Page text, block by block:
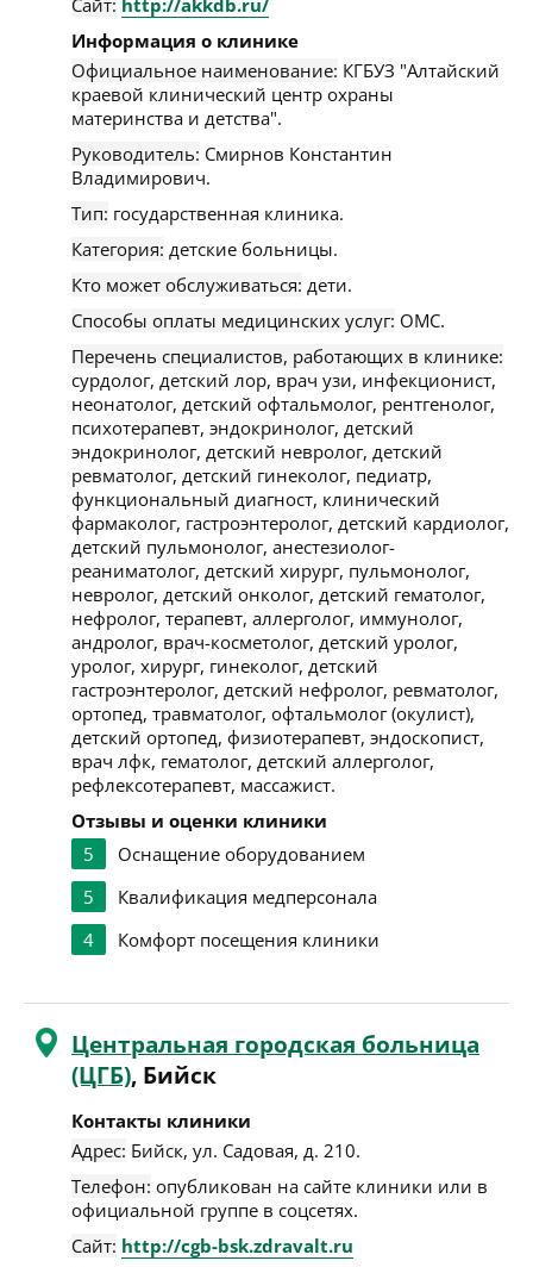
Сайт: http://akkdb.ru/
Информация о клинике
Официальное наименование: КГБУЗ "Алтайский
краевой клинический центр охраны
материнства и детства".
Руководитель: Смирнов Константин
Владимирович.
Тип: государственная клиника.
Категория: детские больницы.
Кто может обслуживаться: дети.
Способы оплаты медицинских услуг: ОМС.
Перечень специалистов, работающих в клинике:
сурдолог, детский лор, врач узи, инфекционист,
неонатолог, детский офтальмолог, рентгенолог,
психотерапевт, эндокринолог, детский
эндокринолог, детский невролог, детский
ревматолог, детский гинеколог, педиатр,
функциональный диагност, клинический
фармаколог, гастроэнтеролог, детский кардиолог,
детский пульмонолог, анестезиолог-
реаниматолог, детский хирург, пульмонолог,
невролог, детский онколог, детский гематолог,
нефролог, терапевт, аллерголог, иммунолог,
андролог, врач-косметолог, детский уролог,
уролог, хирург, гинеколог, детский
гастроэнтеролог, детский нефролог, ревматолог,
ортопед, травматолог, офтальмолог (окулист),
детский ортопед, физиотерапевт, эндоскопист,
врач лфк, гематолог, детский аллерголог,
рефлексотерапевт, массажист.
Отзывы и оценки клиники
5
Оснащение оборудованием
5
Квалификация медперсонала
4
Комфорт посещения клиники
Центральная городская больница
(ЦГБ), Бийск
Контакты клиники
Адрес: Бийск, ул. Садовая, д. 210.
Телефон: опубликован на сайте клиники или в
официальной группе в соцсетях.
Сайт: http://cgb-bsk.zdravalt.ru